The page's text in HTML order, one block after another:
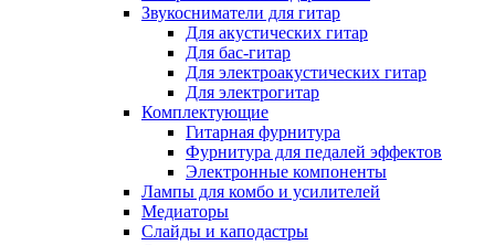
Звукосниматели для гитар
Для акустических гитар
Для бас-гитар
Для электроакустических гитар
Для электрогитар
Комплектующие
Гитарная фурнитура
Фурнитура для педалей эффектов
Электронные компоненты
Лампы для комбо и усилителей
Медиаторы
Слайды и каподастры